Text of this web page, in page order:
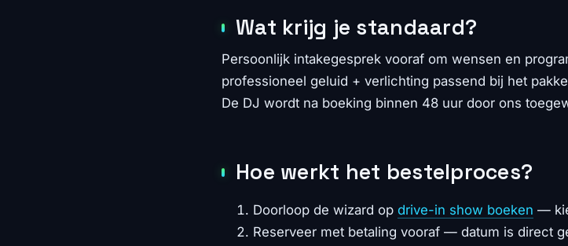
Wat krijg je standaard?
Persoonlijk intakegesprek vooraf om wensen en
professioneel geluid + verlichting passend bij het
De DJ wordt na boeking binnen 48 uur door ons
Hoe werkt het bestelproces?
Doorloop de wizard op drive-in show boeken —
Reserveer met betaling vooraf — datum is direct